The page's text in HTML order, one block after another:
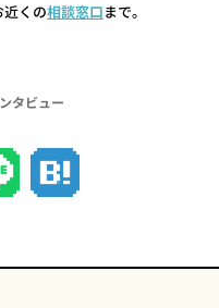
くの相談窓口まで。
タビュー